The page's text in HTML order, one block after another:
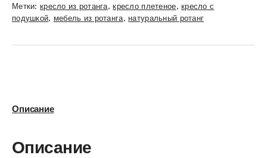
Метки: кресло из ротанга,кресло плетеное,кресло с
подушкой, мебель из ротанга, натуральный ротанг
Описание
Описание